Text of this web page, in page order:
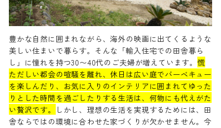
豊かな自然に囲まれながら、海外の映画に出てくるような
美しい住まいで暮らす。そんな「輸入住宅での田舎暮ら
し」に憧れを持つ30〜40代のご夫婦が増えています。慌
ただしい都会の喧騒を離れ、休日は広い庭でバーベキュー
を楽しんだり、お気に入りのインテリアに囲まれてゆった
りとした時間を過ごしたりする生活は、何物にも代えがた
い贅沢です。
しかし、理想の生活を実現するためには、田
舎ならではの環境に合わせた家づくりが欠かせません。今